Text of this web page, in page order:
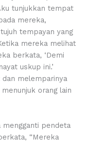
tunjukkan tempat
mereka,
tempayan yang
mereka melihat
berkata, ‘Demi
uskup ini.’
melemparinya
orang lain
mengganti pendeta
“Mereka